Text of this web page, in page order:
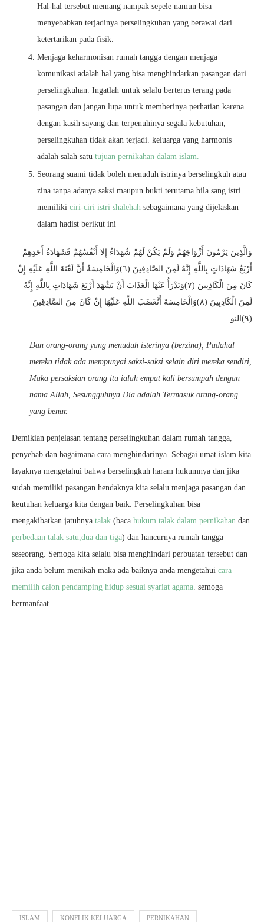
Hal-hal tersebut memang nampak sepele namun bisa
menyebabkan terjadinya perselingkuhan yang berawal dari
ketertarikan pada fisik.
Menjaga keharmonisan rumah tangga dengan menjaga
komunikasi adalah hal yang bisa menghindarkan pasangan dari
perselingkuhan. Ingatlah untuk selalu berterus terang pada
pasangan dan jangan lupa untuk memberinya perhatian karena
dengan kasih sayang dan terpenuhinya segala kebutuhan,
perselingkuhan tidak akan terjadi. keluarga yang harmonis
adalah salah satu tujuan pernikahan dalam islam.
Seorang suami tidak boleh menuduh istrinya berselingkuh atau
zina tanpa adanya saksi maupun bukti terutama bila sang istri
memiliki ciri-ciri istri shalehah sebagaimana yang dijelaskan
dalam hadist berikut ini
وَالَّذِينَ يَرْمُونَ أَزْوَاجَهُمْ وَلَمْ يَكُنْ لَهُمْ شُهَدَاءُ إِلا أَنْفُسُهُمْ فَشَهَادَةُ أَحَدِهِمْ
أَرْبَعُ شَهَادَاتٍ بِاللَّهِ إِنَّهُ لَمِنَ الصَّادِقِينَ (٦)وَالْخَامِسَةُ أَنَّ لَعْنَةَ اللَّهِ عَلَيْهِ إِنْ
كَانَ مِنَ الْكَاذِبِينَ (٧)وَيَدْرَأُ عَنْهَا الْعَذَابَ أَنْ تَشْهَدَ أَرْبَعَ شَهَادَاتٍ بِاللَّهِ إِنَّهُ
لَمِنَ الْكَاذِبِينَ (٨)وَالْخَامِسَةَ أَنَّغَضَبَ اللَّهِ عَلَيْهَا إِنْ كَانَ مِنَ الصَّادِقِينَ
(٩)النو
Dan orang-orang yang menuduh isterinya (berzina), Padahal
mereka tidak ada mempunyai saksi-saksi selain diri mereka sendiri,
Maka persaksian orang itu ialah empat kali bersumpah dengan
nama Allah, Sesungguhnya Dia adalah Termasuk orang-orang
yang benar.
Demikian penjelasan tentang perselingkuhan dalam rumah tangga,
penyebab dan bagaimana cara menghindarinya. Sebagai umat islam kita
layaknya mengetahui bahwa berselingkuh haram hukumnya dan jika
sudah memiliki pasangan hendaknya kita selalu menjaga pasangan dan
keutuhan keluarga kita dengan baik. Perselingkuhan bisa
mengakibatkan jatuhnya talak (baca hukum talak dalam pernikahan dan
perbedaan talak satu,dua dan tiga) dan hancurnya rumah tangga
seseorang. Semoga kita selalu bisa menghindari perbuatan tersebut dan
jika anda belum menikah maka ada baiknya anda mengetahui cara
memilih calon pendamping hidup sesuai syariat agama. semoga
bermanfaat
ISLAM KONFLIK KELUARGA PERNIKAHAN